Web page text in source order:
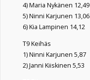
4) Maria Nykänen 12,49
5) Ninni Karjunen 13,06
6) Kia Lampinen 14,12
T9 Keihäs
1) Ninni Karjunen 5,87
2) Janni Kiiskinen 5,53